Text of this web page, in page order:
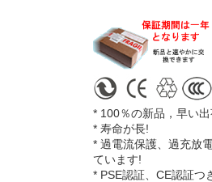
* 100％の新品，早い出
* 寿命が長!
* 過電流保護、過充放
ています!
* PSE認証、CE認証つ